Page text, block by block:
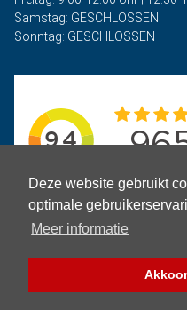
Deze website gebruikt
optimale
Meer informatie
Samstag: GESCHLOSSEN
Sonntag: GESCHLOSSEN
Privacy